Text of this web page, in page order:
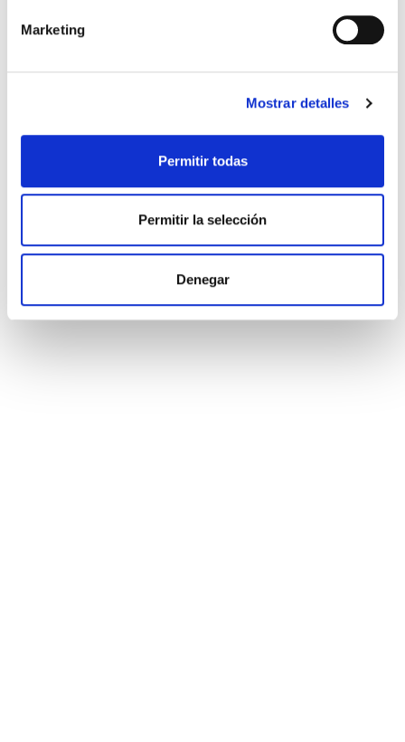
Marketing
Mostrar detalles
Permitir todas
Permitir la selección
Denegar
Ingeniería